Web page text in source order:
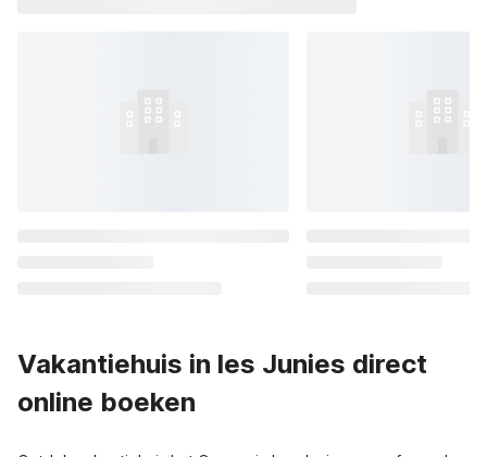
Vakantiehuis in les Junies direct
online boeken